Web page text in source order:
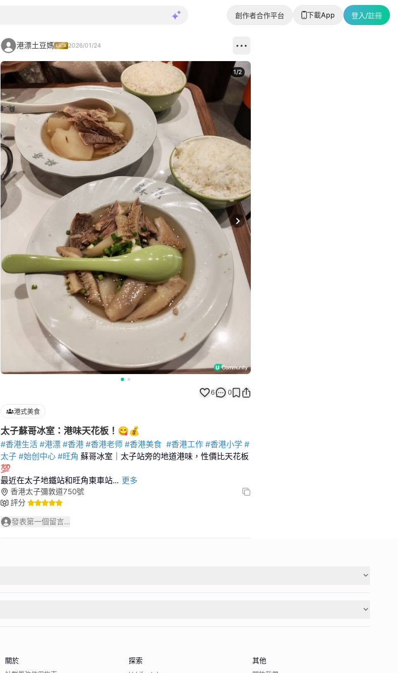
創作者合作平台 下載App 登入/註冊
港漂土豆媽 2026/01/24
Next slide
1/2
6 0
港式美食
太子蘇哥冰室：港味天花板！😋💰
#香港生活 #港漂 #香港 #香港老师 #香港美食 #香港工作 #香港小学 #
太子 #始创中心 #旺角 蘇哥冰室｜太子站旁的地道港味，性價比天花板
💯
最近在太子地鐵站和旺角東車站... 更多
香港太子彌敦道750號
評分
發表第一個留言...
關於 探索 其他